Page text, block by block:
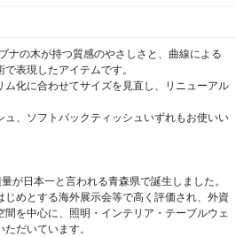
ナの木が持つ質感のやさしさと、曲線による
表現したアイテムです。
化に合わせてサイズを見直し、リニューアル
ュ、ソフトパックティッシュいずれもお使いい
が日本一と言われる青森県で誕生しました。
めとする海外展示会等で高く評価され、外資
を中心に、照明・インテリア・テーブルウェ
だいています。